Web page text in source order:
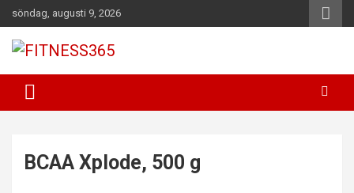
Hoppa
till
innehåll
söndag, augusti 9, 2026
FITNESS365
BCAA Xplode, 500 g